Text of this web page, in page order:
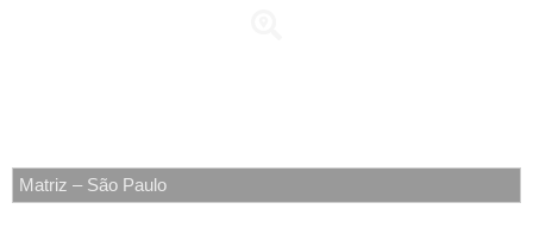
Matriz – São Paulo